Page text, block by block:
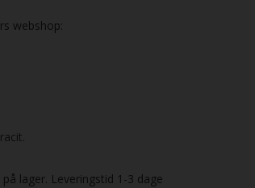
webshop:
på lager. Leveringstid 1-3 dage